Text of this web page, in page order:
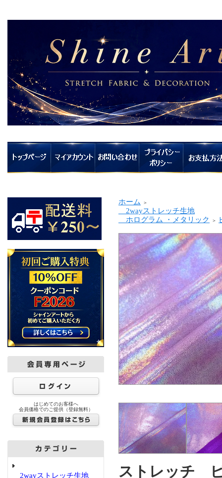
はじめてのお客様へ
会員価格でのご提供（登録無料）
2wayストレッチ生地
ホーム ＞
2wayストレッチ生地
ホログラム ・メタリック
＞
ストレッチ